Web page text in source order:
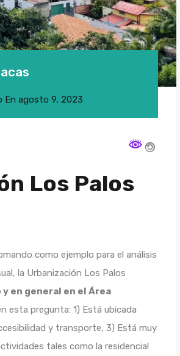
En agosto 9, 2023
Los Palos
como ejemplo para el análisis
la Urbanización Los Palos
y en general en el Área
esta pregunta: 1) Está ubicada
y transporte, 3) Está muy
tales como la residencial